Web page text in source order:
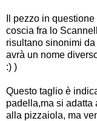
Il pezzo in
coscia fra lo
risultano sinonimi
avrà un nome
:) )
Questo taglio è
padella,ma si adatta
alla pizzaiola, ma